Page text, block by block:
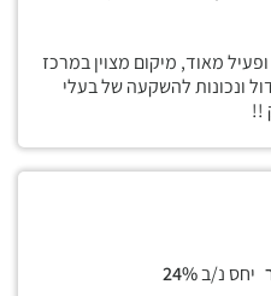
מאוד, מיקום מצוין במרכז
ונכונות להשקעה של בעלי
!!
יחס נ/ב